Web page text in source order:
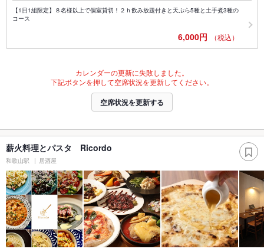
【1日1組限定】８名様以上で個室貸切！２ｈ飲み放題付きと天ぷら5種と土手煮3種の
コース
6,000円 （税込）
カレンダーの更新に失敗しました。
下記ボタンを押して空席状況を更新してください。
空席状況を更新する
薪火料理とパスタ Ricordo
和歌山駅 居酒屋